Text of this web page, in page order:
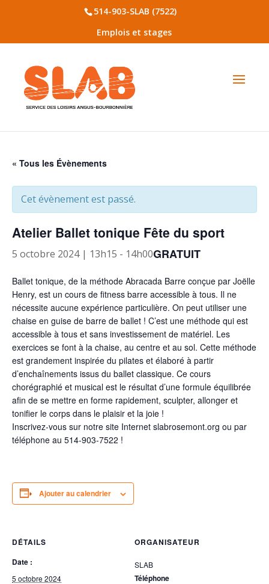
514-903-SLAB (7522)
Emplois et stages
« Tous les Évènements
Cet évènement est passé.
Atelier Ballet tonique Fête du sport
5 octobre 2024 | 13h15 - 14h00GRATUIT
Ballet tonique, de la méthode Abracada Barre conçue par Joëlle
Henry, est un cours de fitness barre accessible à tous. Il ne
nécessite aucune expérience particulière. On peut utiliser une
chaise en guise de barre de ballet ! C’est une méthode qui est
accessible à tous et sans investissement de matériel. Les
exercices se font à la chaise, au centre et au sol. Cette méthode
est grandement inspirée du pilates et élaboré à partir
d’enchaînements issus du ballet classique. Ce cours
chorégraphié et musical est le résultat d’une formule équilibrée
afin de se mettre en forme rapidement, sculpter, allonger et
tonifier le corps dans le plaisir et la joie !
Inscrivez-vous sur notre site Internet slabrosemont.org ou par
téléphone au 514-903-7522 !
Ajouter au calendrier
DÉTAILS
Date :
5 octobre 2024
ORGANISATEUR
SLAB
Téléphone